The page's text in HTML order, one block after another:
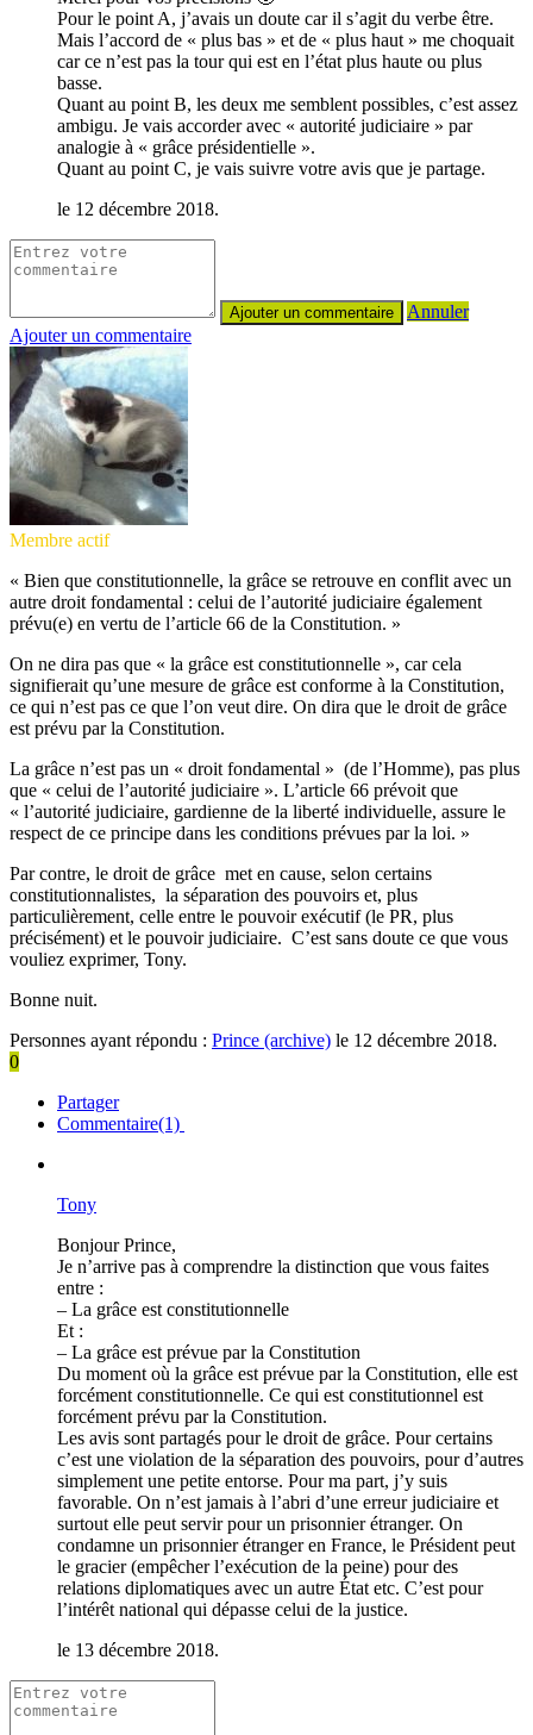
Pour le point A, j’avais un doute car il s’agit du verbe être.
Mais l’accord de « plus bas » et de « plus haut » me choquait
car ce n’est pas la tour qui est en l’état plus haute ou plus
basse.
Quant au point B, les deux me semblent possibles, c’est assez
ambigu. Je vais accorder avec « autorité judiciaire » par
analogie à « grâce présidentielle ».
Quant au point C, je vais suivre votre avis que je partage.
le 12 décembre 2018.
Annuler
Ajouter un commentaire
Membre actif
« Bien que constitutionnelle, la grâce se retrouve en conflit avec un
autre droit fondamental : celui de l’autorité judiciaire également
prévu(e) en vertu de l’article 66 de la Constitution. »
On ne dira pas que « la grâce est constitutionnelle », car cela
signifierait qu’une mesure de grâce est conforme à la Constitution,
ce qui n’est pas ce que l’on veut dire. On dira que le droit de grâce
est prévu par la Constitution.
La grâce n’est pas un « droit fondamental » (de l’Homme), pas plus
que « celui de l’autorité judiciaire ». L’article 66 prévoit que
« l’autorité judiciaire, gardienne de la liberté individuelle, assure le
respect de ce principe dans les conditions prévues par la loi. »
Par contre, le droit de grâce met en cause, selon certains
constitutionnalistes, la séparation des pouvoirs et, plus
particulièrement, celle entre le pouvoir exécutif (le PR, plus
précisément) et le pouvoir judiciaire. C’est sans doute ce que vous
vouliez exprimer, Tony.
Bonne nuit.
Personnes ayant répondu : Prince (archive) le 12 décembre 2018.
0
Partager
Commentaire(1)
Tony
Bonjour Prince,
Je n’arrive pas à comprendre la distinction que vous faites
entre :
– La grâce est constitutionnelle
Et :
– La grâce est prévue par la Constitution
Du moment où la grâce est prévue par la Constitution, elle est
forcément constitutionnelle. Ce qui est constitutionnel est
forcément prévu par la Constitution.
Les avis sont partagés pour le droit de grâce. Pour certains
c’est une violation de la séparation des pouvoirs, pour d’autres
simplement une petite entorse. Pour ma part, j’y suis
favorable. On n’est jamais à l’abri d’une erreur judiciaire et
surtout elle peut servir pour un prisonnier étranger. On
condamne un prisonnier étranger en France, le Président peut
le gracier (empêcher l’exécution de la peine) pour des
relations diplomatiques avec un autre État etc. C’est pour
l’intérêt national qui dépasse celui de la justice.
le 13 décembre 2018.